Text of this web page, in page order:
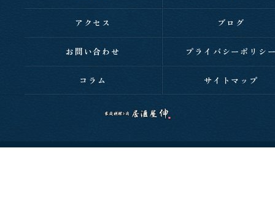
アクセス ブログ
お問い合わせ プライバシーポリシ
コラム サイトマップ